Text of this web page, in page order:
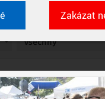
nezbytné pro
Zakázat